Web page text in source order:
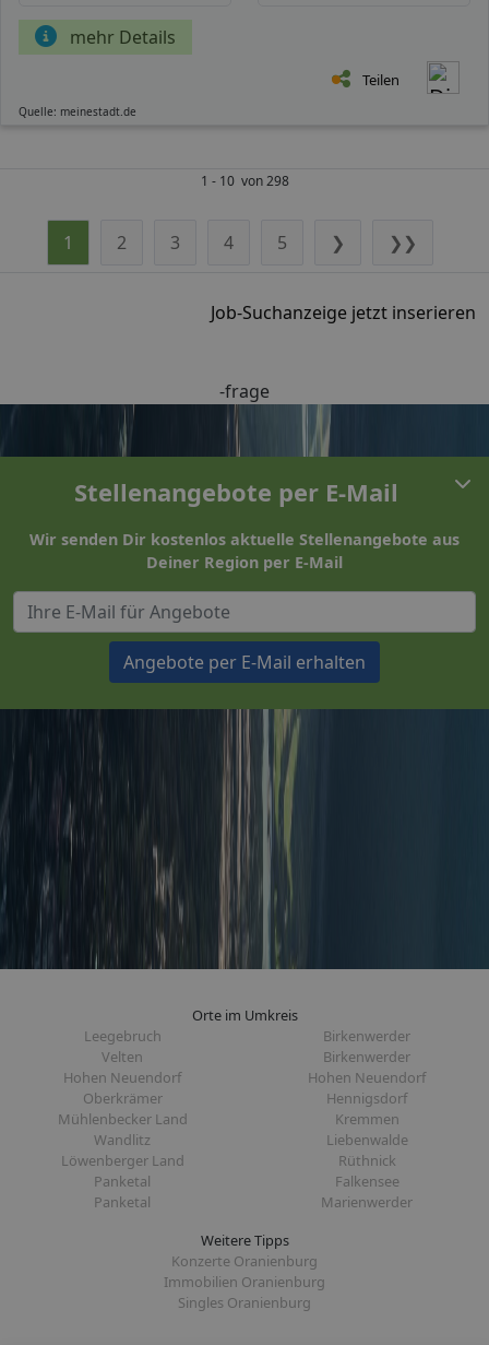
mehr Details
Teilen
Quelle: meinestadt.de
1 - 10 von 298
1 2 3 4 5 ❯ ❯❯
Job-Suchanzeige jetzt inserieren
-frage
Stellenangebote per E-Mail
Wir senden Dir kostenlos aktuelle Stellenangebote aus
Deiner Region per E-Mail
Angebote per E-Mail erhalten
Orte im Umkreis
Leegebruch
Birkenwerder
Velten
Birkenwerder
Hohen Neuendorf
Hohen Neuendorf
Oberkrämer
Hennigsdorf
Mühlenbecker Land
Kremmen
Wandlitz
Liebenwalde
Löwenberger Land
Rüthnick
Panketal
Falkensee
Panketal
Marienwerder
Weitere Tipps
Konzerte Oranienburg
Immobilien Oranienburg
Singles Oranienburg